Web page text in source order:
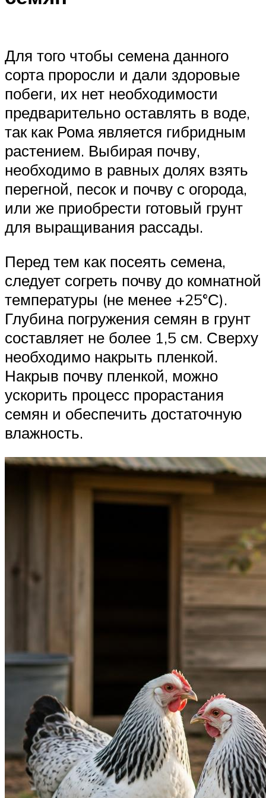
Для того чтобы семена данного
сорта проросли и дали здоровые
побеги, их нет необходимости
предварительно оставлять в воде,
так как Рома является гибридным
растением. Выбирая почву,
необходимо в равных долях взять
перегной, песок и почву с огорода,
или же приобрести готовый грунт
для выращивания рассады.
Перед тем как посеять семена,
следует согреть почву до комнатной
температуры (не менее +25°С).
Глубина погружения семян в грунт
составляет не более 1,5 см. Сверху
необходимо накрыть пленкой.
Накрыв почву пленкой, можно
ускорить процесс прорастания
семян и обеспечить достаточную
влажность.